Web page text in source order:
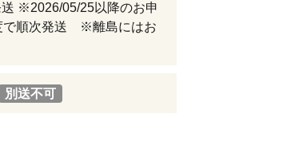
※2026/05/25以降のお申
で順次発送 ※離島にはお
別送不可